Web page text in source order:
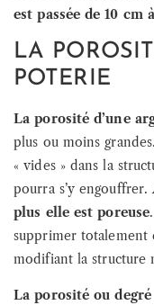
est passée de 10 cm
LA
POTERIE
La porosité d’une
plus ou moins
« vides » dans la
pourra s’y engouffrer.
plus elle est poreuse
supprimer totalement
modifiant la structure
La porosité ou degré